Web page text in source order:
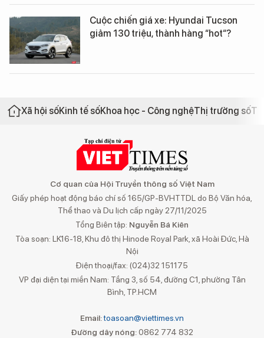
Cuộc chiến giá xe: Hyundai Tucson
giảm 130 triệu, thành hàng “hot“?
Xã hội sốKinh tế sốKhoa học - Công nghệThị trường số
Cơ quan của Hội Truyền thông số Việt Nam
Giấy phép hoạt động báo chí số 165/GP-BVHTTDL do Bộ Văn hóa,
Thể thao và Du lịch cấp ngày 27/11/2025
Tổng Biên tập: Nguyễn Bá Kiên
Tòa soạn: LK16-18, Khu đô thị Hinode Royal Park, xã Hoài Đức, Hà
Nội
Điện thoại/fax: (024)32 151175
VP đại diện tại miền Nam: Tầng 3, số 54, đường C1, phường Tân
Bình, TP.HCM
Email:toasoan@viettimes.vn
Đường dây nóng: 0862 774 832